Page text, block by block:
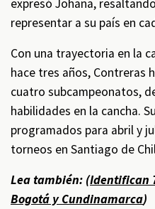
expresó Johana,
representar a su país en
Con una trayectoria en la
hace tres años, Contreras
cuatro subcampeonatos,
habilidades en la cancha.
programados para abril y
torneos en Santiago de
Lea también: (Identifican
Bogotá y Cundinamarca)